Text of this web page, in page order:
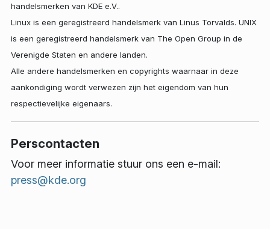
handelsmerken van KDE e.V..
Linux is een geregistreerd handelsmerk van Linus Torvalds. UNIX
is een geregistreerd handelsmerk van The Open Group in de
Verenigde Staten en andere landen.
Alle andere handelsmerken en copyrights waarnaar in deze
aankondiging wordt verwezen zijn het eigendom van hun
respectievelijke eigenaars.
Perscontacten
Voor meer informatie stuur ons een e-mail:
press@kde.org